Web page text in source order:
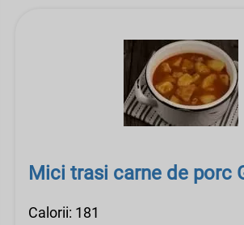
Mici trasi carne de porc
Calorii: 181